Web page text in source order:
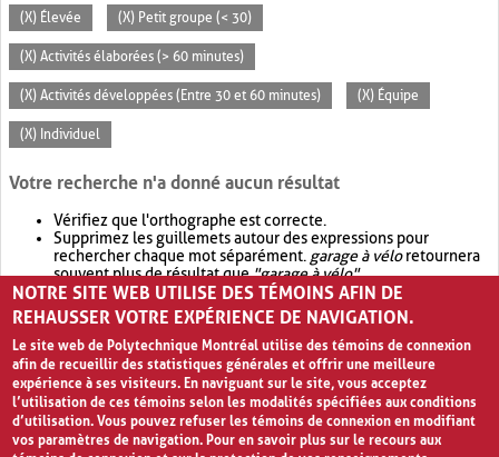
(X) Élevée (X) Petit groupe (< 30)
(X) Activités élaborées (> 60 minutes)
(X) Activités développées (Entre 30 et 60 minutes) (X) Équipe
(X) Individuel
Votre recherche n'a donné aucun résultat
Vérifiez que l'orthographe est correcte.
Supprimez les guillemets autour des expressions pour
rechercher chaque mot séparément. garage à véloretournera
souvent plus de résultat que"garage à vélo".
Envisagez d'élargir votre recherche avec OR.garage OR vélo
retournera souvent plus de résultat quegarage à vélo
NOTRE SITE WEB UTILISE DES TÉMOINS AFIN DE
REHAUSSER VOTRE EXPÉRIENCE DE NAVIGATION.
Le site web de Polytechnique Montréal utilise des témoins de connexion
afin de recueillir des statistiques générales et offrir une meilleure
expérience à ses visiteurs. En naviguant sur le site, vous acceptez
l’utilisation de ces témoins selon les modalités spécifiées aux conditions
d’utilisation. Vous pouvez refuser les témoins de connexion en modifiant
vos paramètres de navigation. Pour en savoir plus sur le recours aux